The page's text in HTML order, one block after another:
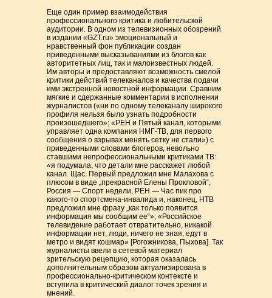
Еще один пример взаимодействия
профессионального критика и любительской
аудитории. В одном из телевизионных обозрений
в издании «GZT.ru» эмоциональный и
нравственный фон публикации создан
приведенными высказываниями из блогов как
авторитетных лиц, так и малоизвестных людей.
Им авторы и предоставляют возможность смелой
критики действий телеканалов и качества подачи
ими экстренной новостной информации. Сравним
мягкие и сдержанные комментарии в исполнении
журналистов («ни по одному телеканалу широкого
профиля нельзя было узнать подробности
произошедшего»; «РЕН и Пятый канал, которыми
управляет одна компания НМГ-ТВ, для первого
сообщения о взрывах менять сетку не стали») с
приведенными словами блогеров, невольно
ставшими непрофессиональными критиками ТВ:
«я подумала, что детали мне расскажет любой
канал. Щас. Первый предложил мне Малахова с
плюсом в виде „прекрасной Елены Прокловой“,
Россия — Спорт недели, РЕН — Час пик про
какого-то спортсмена-инвалида и, наконец, НТВ
предложил мне фразу „как только появится
информация мы сообщим ее“»; «Российское
телевидение работает отвратительно, никакой
информации нет, люди, ничего не зная, едут в
метро и видят кошмар» [Рогожникова, Пыхова]. Так
журналисты ввели в сетевой материал
зрительскую рецепцию, которая оказалась
дополнительным образом актуализирована в
профессионально-критическом контексте и
вступила в критический диалог точек зрения и
мнений.